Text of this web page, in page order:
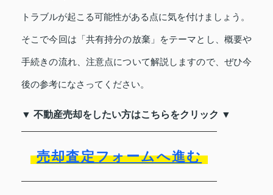
トラブルが起こる可能性がある点に気を付けましょう。
そこで今回は「共有持分の放棄」をテーマとし、概要や
手続きの流れ、注意点について解説しますので、ぜひ今
後の参考になさってください。
▼ 不動産売却をしたい方はこちらをクリック ▼
売却査定フォームへ進む